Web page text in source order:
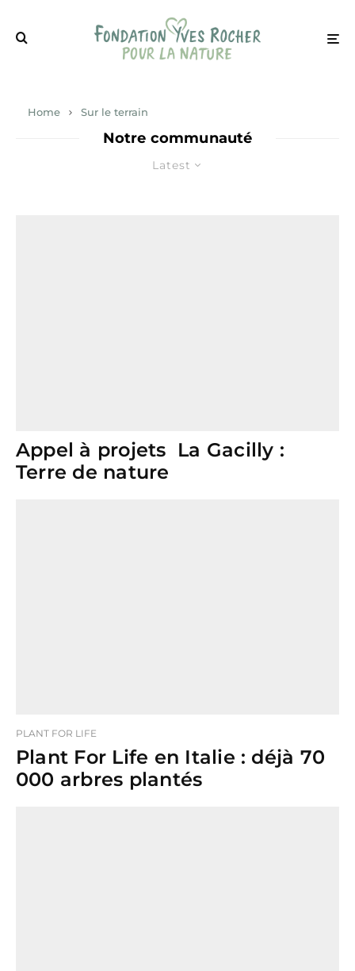
Home Sur le terrain
Latest
Notre communauté
Appel à projets ​ La Gacilly :
Terre de nature
PLANT FOR LIFE
Plant For Life en Italie : déjà 70
000 arbres plantés